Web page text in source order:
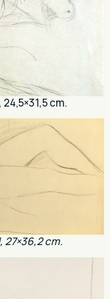
cm.
27×36,2 cm.